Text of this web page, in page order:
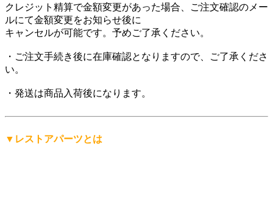
クレジット精算で金額変更があった場合、ご注文確認のメー
ルにて金額変更をお知らせ後に
キャンセルが可能です。予めご了承ください。
・ご注文手続き後に在庫確認となりますので、ご了承くださ
い。
・発送は商品入荷後になります。
▼レストアパーツとは